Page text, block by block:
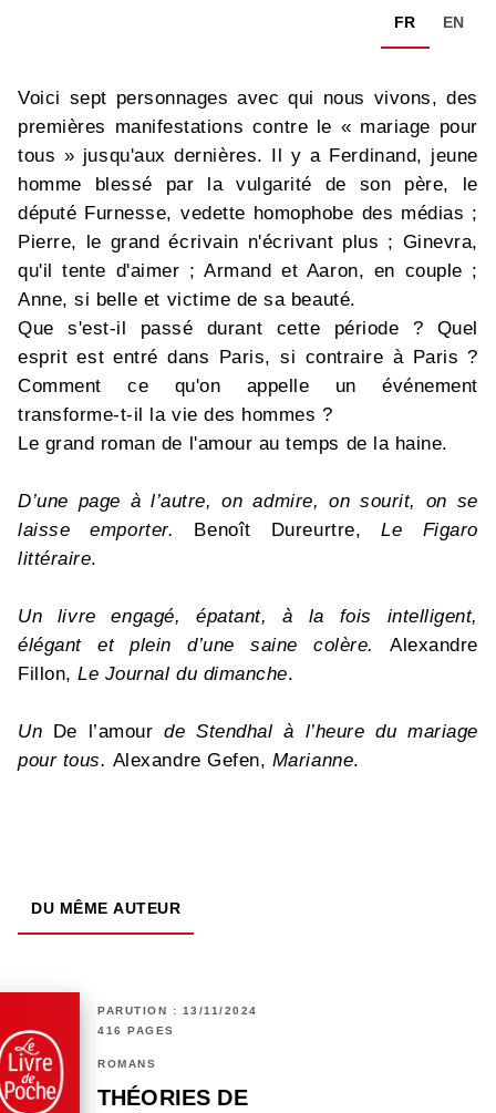
FR EN
Voici sept personnages avec qui nous vivons, des
premières manifestations contre le « mariage pour
tous » jusqu'aux dernières. Il y a Ferdinand, jeune
homme blessé par la vulgarité de son père, le
député Furnesse, vedette homophobe des médias ;
Pierre, le grand écrivain n'écrivant plus ; Ginevra,
qu'il tente d'aimer ; Armand et Aaron, en couple ;
Anne, si belle et victime de sa beauté.
Que s'est-il passé durant cette période ? Quel
esprit est entré dans Paris, si contraire à Paris ?
Comment ce qu'on appelle un événement
transforme-t-il la vie des hommes ?
Le grand roman de l'amour au temps de la haine.
D’une page à l’autre, on admire, on sourit, on se
laisse emporter.
Benoît Dureurtre,Le Figaro
littéraire.
Un livre engagé, épatant, à la fois intelligent,
élégant et plein d’une saine colère.Alexandre
Fillon,Le Journal du dimanche.
Un De l’amour de Stendhal à l’heure du mariage
pour tous. Alexandre Gefen, Marianne.
DU MÊME AUTEUR
PARUTION : 13/11/2024
416 PAGES
ROMANS
THÉORIES DE